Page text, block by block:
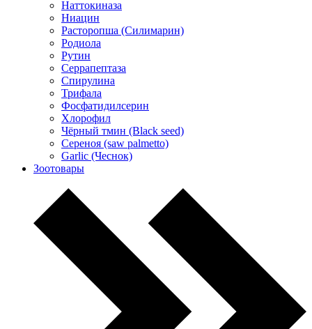
Наттокиназа
Ниацин
Расторопша (Силимарин)
Родиола
Рутин
Серрапептаза
Спирулина
Трифала
Фосфатидилсерин
Хлорофил
Чёрный тмин (Black seed)
Сереноя (saw palmetto)
Garlic (Чеснок)
Зоотовары